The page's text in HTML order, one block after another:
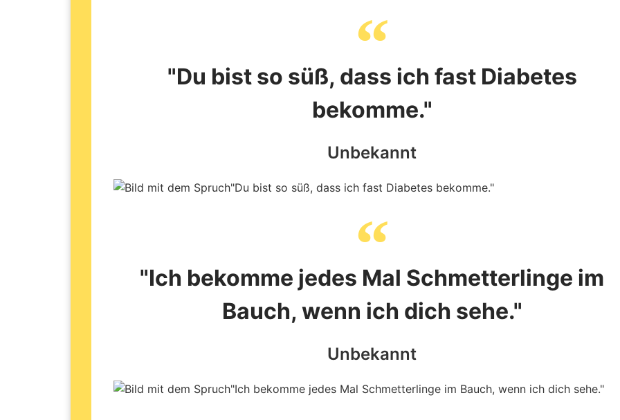
"Du bist so süß, dass ich fast Diabetes
bekomme."
Unbekannt
"Ich bekomme jedes Mal Schmetterlinge im
Bauch, wenn ich dich sehe."
Unbekannt